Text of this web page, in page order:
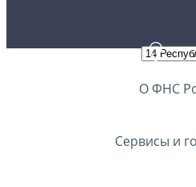
О ФНС
Сервисы и